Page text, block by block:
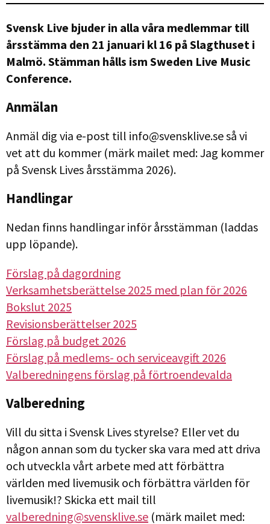
Svensk Live bjuder in alla våra medlemmar till
årsstämma den 21 januari kl 16 på Slagthuset i
Malmö. Stämman hålls ism Sweden Live Music
Conference.
Anmälan
Anmäl dig via e-post till info@svensklive.se så vi
vet att du kommer (märk mailet med: Jag kommer
på Svensk Lives årsstämma 2026).
Handlingar
Nedan finns handlingar inför årsstämman (laddas
upp löpande).
Förslag på dagordning
Verksamhetsberättelse 2025 med plan för 2026
Bokslut 2025
Revisionsberättelser 2025
Förslag på budget 2026
Förslag på medlems- och serviceavgift 2026
Valberedningens förslag på förtroendevalda
Valberedning
Vill du sitta i Svensk Lives styrelse? Eller vet du
någon annan som du tycker ska vara med att driva
och utveckla vårt arbete med att förbättra
världen med livemusik och förbättra världen för
livemusik!? Skicka ett mail till
valberedning@svensklive.se (märk mailet med: